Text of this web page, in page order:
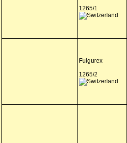
1265/1
Fulgurex
1265/2